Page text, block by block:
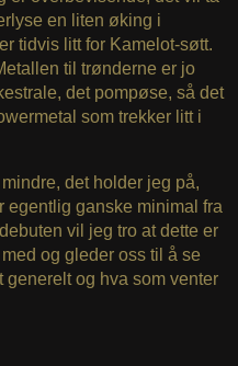
en liten øking i
tidvis litt for Kamelot-søtt.
til trønderne er jo
det pompøse, så det
som trekker litt i
det holder jeg på,
egentlig ganske minimal fra
vil jeg tro at dette er
og gleder oss til å se
generelt og hva som venter